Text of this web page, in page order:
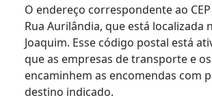
O endereço correspondente ao CEP
Rua Aurilândia, que está localizada
Joaquim. Esse código postal está
que as empresas de transporte e
encaminhem as encomendas com
destino indicado.